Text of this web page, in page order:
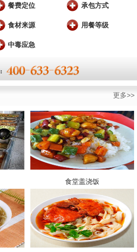
餐费定位 承包方式
食材来源 用餐等级
中毒应急
更多>>
食堂盖浇饭